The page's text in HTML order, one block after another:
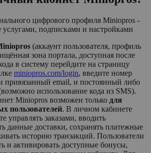
цифрового профиля Miniopros -
услугами, подписками и настройками
(аккаунт пользователя, профиль
зона портала, доступная после
в систему перейдите на страницу
miniopros.com/login, введите номер
привязанный email, и постоянный либо
использование кода из SMS).
Miniopros возможен только для
пользователей. В личном кабинете
управлять заказами, вводить
данные доставки, сохранять платежные
историю транзакций. Пользователи
и активировать доступные бонусы,